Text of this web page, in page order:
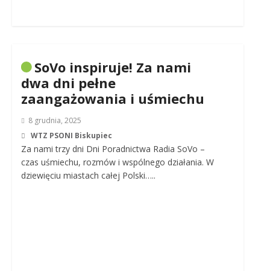
SoVo inspiruje! Za nami
dwa dni pełne
zaangażowania i uśmiechu
8 grudnia, 2025
WTZ PSONI Biskupiec
Za nami trzy dni Dni Poradnictwa Radia SoVo –
czas uśmiechu, rozmów i wspólnego działania. W
dziewięciu miastach całej Polski…..